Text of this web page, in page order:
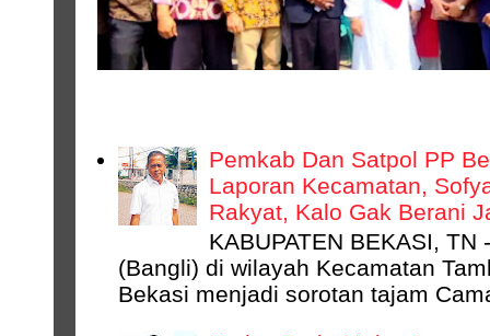
Pemkab Dan Satpol PP
Laporan Kecamatan,
Rakyat, Kalo Gak Berani
KABUPATEN BEKASI,
(Bangli) di wilayah Kecamatan
Bekasi menjadi sorotan tajam